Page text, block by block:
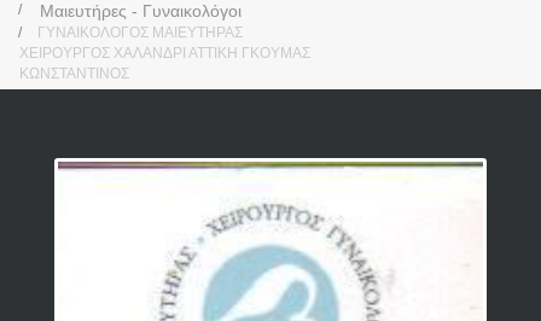
Μαιευτήρες - Γυναικολόγοι
ΓΥΝΑΙΚΟΛΟΓΟΣ ΜΑΙΕΥΤΗΡΑΣ
ΧΕΙΡΟΥΡΓΟΣ ΧΑΛΑΝΔΡΙ ΑΤΤΙΚΗ ΓΚΟΥΜΑΣ
ΚΩΝΣΤΑΝΤΙΝΟΣ